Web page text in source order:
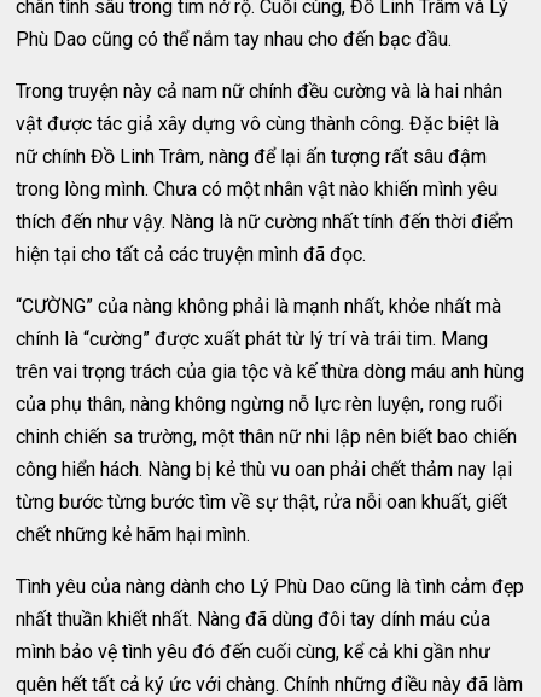
chân tình sâu trong tim nở rộ. Cuối cùng, Đồ Linh Trâm và Lý
Phù Dao cũng có thể nắm tay nhau cho đến bạc đầu.
Trong truyện này cả nam nữ chính đều cường và là hai nhân
vật được tác giả xây dựng vô cùng thành công. Đặc biệt là
nữ chính Đồ Linh Trâm, nàng để lại ấn tượng rất sâu đậm
trong lòng mình. Chưa có một nhân vật nào khiến mình yêu
thích đến như vậy. Nàng là nữ cường nhất tính đến thời điểm
hiện tại cho tất cả các truyện mình đã đọc.
“CƯỜNG” của nàng không phải là mạnh nhất, khỏe nhất mà
chính là “cường” được xuất phát từ lý trí và trái tim. Mang
trên vai trọng trách của gia tộc và kế thừa dòng máu anh hùng
của phụ thân, nàng không ngừng nỗ lực rèn luyện, rong ruổi
chinh chiến sa trường, một thân nữ nhi lập nên biết bao chiến
công hiển hách. Nàng bị kẻ thù vu oan phải chết thảm nay lại
từng bước từng bước tìm về sự thật, rửa nỗi oan khuất, giết
chết những kẻ hãm hại mình.
Tình yêu của nàng dành cho Lý Phù Dao cũng là tình cảm đẹp
nhất thuần khiết nhất. Nàng đã dùng đôi tay dính máu của
mình bảo vệ tình yêu đó đến cuối cùng, kể cả khi gần như
quên hết tất cả ký ức với chàng. Chính những điều này đã làm